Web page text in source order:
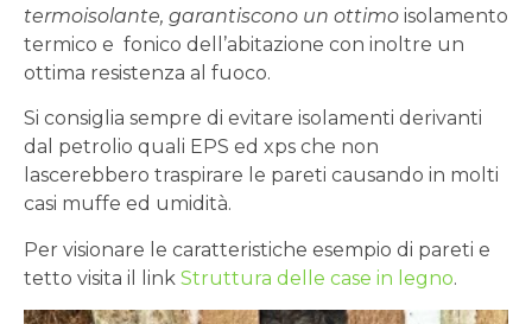
termoisolante, garantiscono un ottimo isolamento
termico e fonico dell’abitazione con inoltre un
ottima resistenza al fuoco.
Si consiglia sempre di evitare isolamenti derivanti
dal petrolio quali EPS ed xps che non
lascerebbero traspirare le pareti causando in molti
casi muffe ed umidità.
Per visionare le caratteristiche esempio di pareti e
tetto visita il link Struttura delle case in legno.